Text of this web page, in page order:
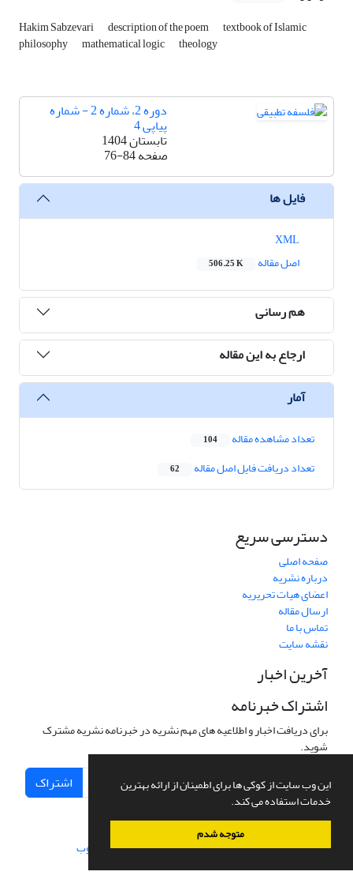
این وب سایت از کوکی ها برای اطمینان از ارائه بهترین
خدمات استفاده می کند.
متوجه شدم
Hakim Sabzevari description of the poem textbook of Islamic
philosophy mathematical logic theology
دوره 2، شماره 2 - شماره
پیاپی 4
تابستان 1404
صفحه76-84
فایل ها
اصل مقاله
506.25 K
هم رسانی
ارجاع به این مقاله
آمار
تعداد مشاهده مقاله 104
تعداد دریافت فایل اصل مقاله 62
دسترسی سریع
صفحه اصلی
درباره نشریه
اعضای هیات تحریریه
ارسال مقاله
تماس با ما
نقشه سایت
آخرین اخبار
اشتراک خبرنامه
برای دریافت اخبار و اطلاعیه های مهم نشریه در خبرنامه نشریه مشترک
شوید.
اشتراک
سامانه مدیریت نشریات علمی.طراحی و پیاده سازی از سیناوب